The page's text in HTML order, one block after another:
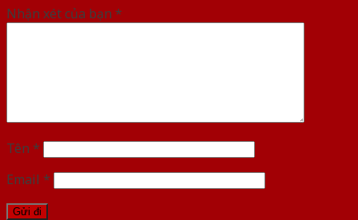
Nhận xét của bạn *
Tên *
Email *